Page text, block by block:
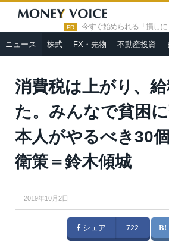
PR 今すぐ始められる「損しに
ニュース 株式 FX・先物 不動産投資
HOME » ニュース »
消費税は上がり、
貧困に落ちる日本人がやるべき30個の生活防
消費税は上がり、
た。みんなで貧困
本人がやるべき30
衛策＝鈴木傾城
2019年10月2日
シェア 722